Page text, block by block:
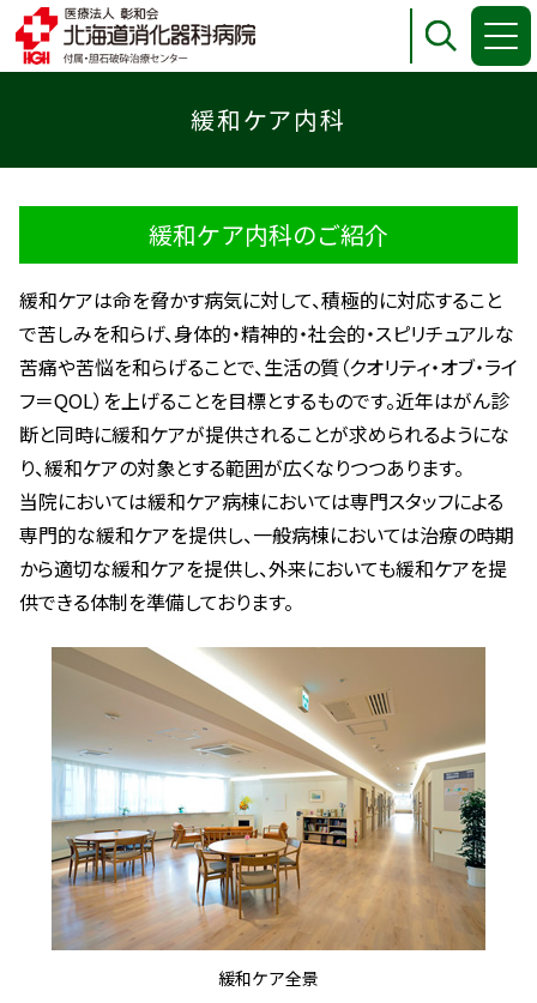
緩和ケア内科
緩和ケア内科のご紹介
緩和ケアは命を脅かす病気に対して、積極的に対応すること
で苦しみを和らげ、身体的・精神的・社会的・スピリチュアルな
苦痛や苦悩を和らげることで、生活の質（クオリティ・オブ・ライ
フ＝QOL）を上げることを目標とするものです。近年はがん診
断と同時に緩和ケアが提供されることが求められるようにな
り、緩和ケアの対象とする範囲が広くなりつつあります。
当院においては緩和ケア病棟においては専門スタッフによる
専門的な緩和ケアを提供し、一般病棟においては治療の時期
から適切な緩和ケアを提供し、外来においても緩和ケアを提
供できる体制を準備しております。
緩和ケア全景